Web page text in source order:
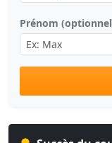
Prénom